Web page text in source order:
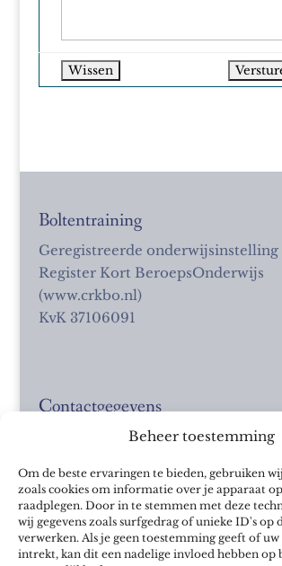
Beheer toestemming
Om de beste ervaringen te bieden, gebruiken
zoals cookies om informatie over je apparaat
raadplegen. Door in te stemmen met deze
wij gegevens zoals surfgedrag of unieke ID's op
verwerken. Als je geen toestemming geeft of
intrekt, kan dit een nadelige invloed hebben op
Boltentraining
Geregistreerde onderwijsinstelling
Register Kort BeroepsOnderwijs
(www.crkbo.nl)
KvK 37106091
Contactgegevens
Kuiperslaan 3
info@boltentraining.nl
06 - 4825 8115